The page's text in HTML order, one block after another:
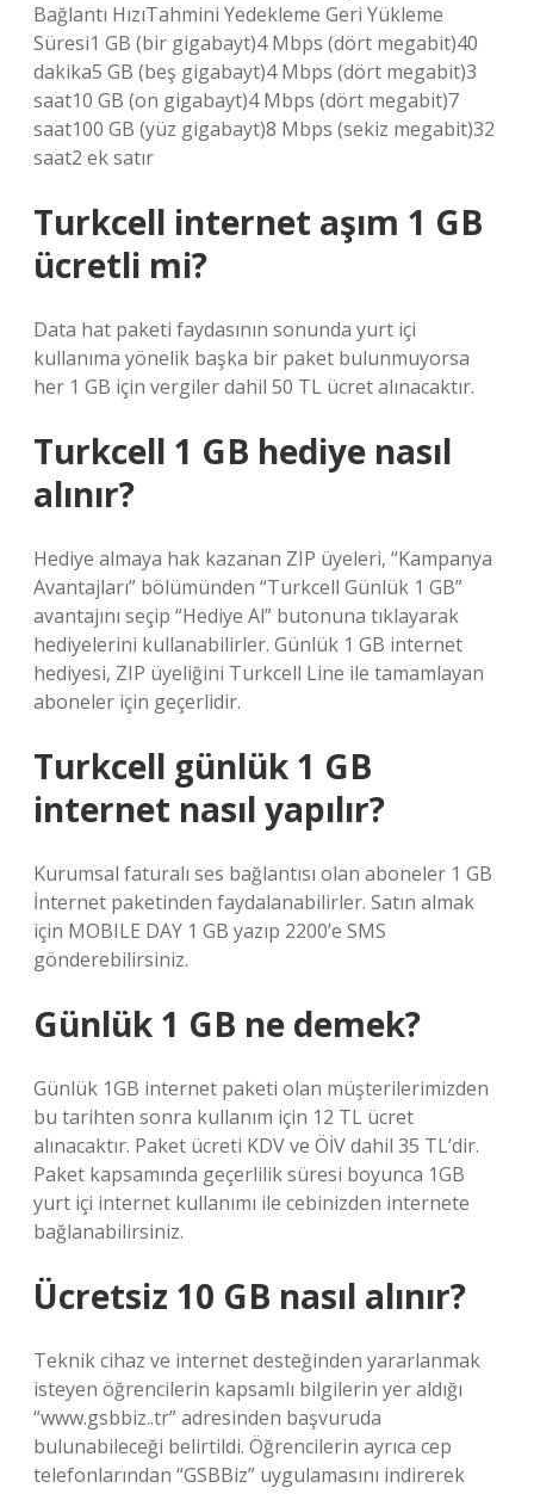
Bağlantı Hızı​Tahmini Yedekleme Geri Yükleme
Süresi​1 GB (bir gigabayt)​4 Mbps (dört megabit)​40
dakika​5 GB (beş gigabayt)​4 Mbps (dört megabit)​3
saat​10 GB (on gigabayt)​4 Mbps (dört megabit)​7
saat​100 GB (yüz gigabayt)​8 Mbps (sekiz megabit)​32
saat​2 ek satır
Turkcell internet aşım 1 GB
ücretli mi?
Data hat paketi faydasının sonunda yurt içi
kullanıma yönelik başka bir paket bulunmuyorsa
her 1 GB için vergiler dahil 50 TL ücret alınacaktır.
Turkcell 1 GB hediye nasıl
alınır?
Hediye almaya hak kazanan ZIP üyeleri, “Kampanya
Avantajları” bölümünden “Turkcell Günlük 1 GB”
avantajını seçip “Hediye Al” butonuna tıklayarak
hediyelerini kullanabilirler. Günlük 1 GB internet
hediyesi, ZIP üyeliğini Turkcell Line ile tamamlayan
aboneler için geçerlidir.
Turkcell günlük 1 GB
internet nasıl yapılır?
Kurumsal faturalı ses bağlantısı olan aboneler 1 GB
İnternet paketinden faydalanabilirler. Satın almak
için MOBILE DAY 1 GB yazıp 2200’e SMS
gönderebilirsiniz.
Günlük 1 GB ne demek?
Günlük 1GB internet paketi olan müşterilerimizden
bu tarihten sonra kullanım için 12 TL ücret
alınacaktır. Paket ücreti KDV ve ÖİV dahil 35 TL’dir.
Paket kapsamında geçerlilik süresi boyunca 1GB
yurt içi internet kullanımı ile cebinizden internete
bağlanabilirsiniz.
Ücretsiz 10 GB nasıl alınır?
Teknik cihaz ve internet desteğinden yararlanmak
isteyen öğrencilerin kapsamlı bilgilerin yer aldığı
“www.gsbbiz..tr” adresinden başvuruda
bulunabileceği belirtildi. Öğrencilerin ayrıca cep
telefonlarından “GSBBiz” uygulamasını indirerek